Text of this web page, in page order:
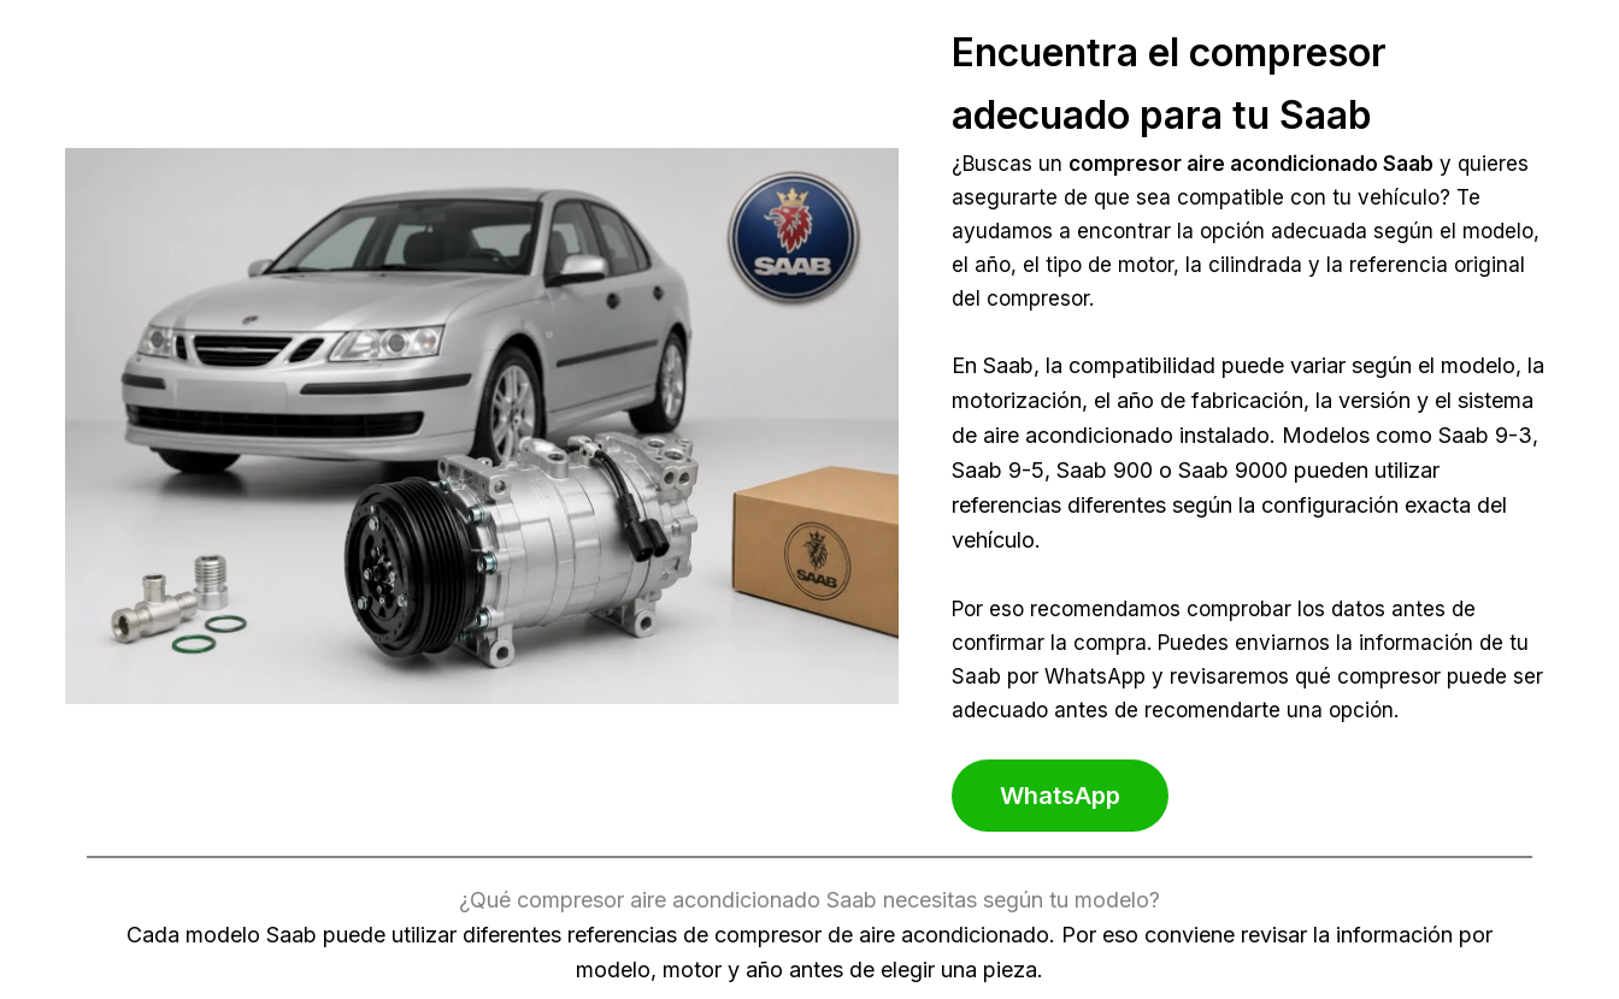
Encuentra el compresor
adecuado para tu Saab
¿Buscas un compresor aire acondicionado Saab y quieres
asegurarte de que sea compatible con tu vehículo? Te
ayudamos a encontrar la opción adecuada según el modelo,
el año, el tipo de motor, la cilindrada y la referencia original
del compresor.
En Saab, la compatibilidad puede variar según el modelo, la
motorización, el año de fabricación, la versión y el sistema
de aire acondicionado instalado. Modelos como Saab 9-3,
Saab 9-5, Saab 900 o Saab 9000 pueden utilizar
referencias diferentes según la configuración exacta del
vehículo.
Por eso recomendamos comprobar los datos antes de
confirmar la compra. Puedes enviarnos la información de tu
Saab por WhatsApp y revisaremos qué compresor puede ser
adecuado antes de recomendarte una opción.
WhatsApp
¿Qué compresor aire acondicionado Saab necesitas según tu modelo?
Cada modelo Saab puede utilizar diferentes referencias de compresor de aire acondicionado. Por eso conviene revisar la información por
modelo, motor y año antes de elegir una pieza.